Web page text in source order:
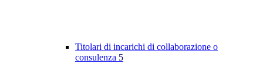
Titolari di incarichi di collaborazione o
consulenza 5